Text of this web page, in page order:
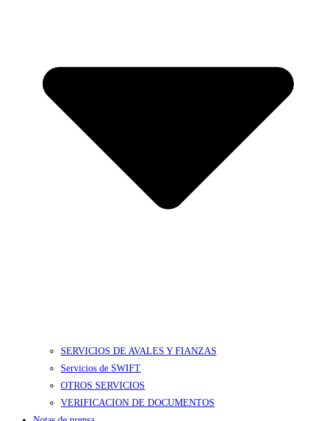
SERVICIOS DE AVALES Y FIANZAS
Servicios de SWIFT
OTROS SERVICIOS
VERIFICACION DE DOCUMENTOS